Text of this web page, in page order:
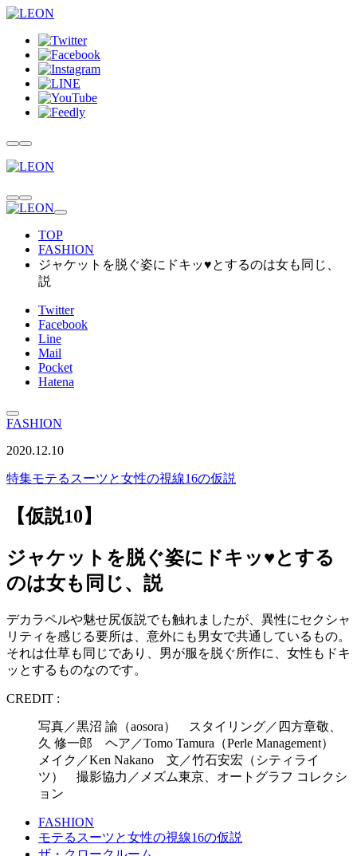
TOP
FASHION
ジャケットを脱ぐ姿にドキッ♥とするのは女も同じ、
説
Twitter
Facebook
Line
Mail
Pocket
Hatena
FASHION
2020.12.10
特集モテるスーツと女性の視線16の仮説
【仮説10】
ジャケットを脱ぐ姿にドキッ♥とする
のは女も同じ、説
デカラペルや魅せ尻仮説でも触れましたが、異性にセクシャ
リティを感じる要所は、意外にも男女で共通しているもの。
それは仕草も同じであり、男が服を脱ぐ所作に、女性もドキ
ッとするものなのです。
CREDIT :
写真／黒沼 諭（aosora） スタイリング／四方章敬、
久 修一郎 ヘア／Tomo Tamura（Perle Management）
メイク／Ken Nakano 文／竹石安宏（シティライ
ツ） 撮影協力／メズム東京、オートグラフ コレクシ
ョン
FASHION
モテるスーツと女性の視線16の仮説